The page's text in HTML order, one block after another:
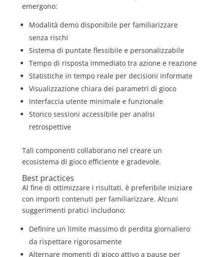
emergono:
Modalità demo disponibile per familiarizzare
senza rischi
Sistema di puntate flessibile e personalizzabile
Tempo di risposta immediato tra azione e reazione
Statistiche in tempo reale per decisioni informate
Visualizzazione chiara dei parametri di gioco
Interfaccia utente minimale e funzionale
Storico sessioni accessibile per analisi
retrospettive
Tali componenti collaborano nel creare un
ecosistema di gioco efficiente e gradevole.
Best practices
Al fine di ottimizzare i risultati, è preferibile iniziare
con importi contenuti per familiarizzare. Alcuni
suggerimenti pratici includono:
Definire un limite massimo di perdita giornaliero
da rispettare rigorosamente
Alternare momenti di gioco attivo a pause per